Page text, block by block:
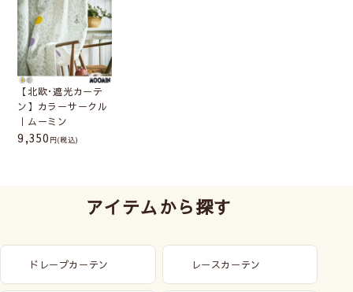
【北欧･遮光カーテ
ン】カラーサークル
｜ムーミン
9,350 (税込)
アイテムから探す
ドレープカーテン レースカーテン